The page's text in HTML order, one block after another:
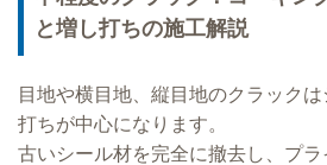
と増し打ちの施工解説
目地や横目地、縦目地のクラック
打ちが中心になります。
古いシール材を完全に撤去し、プ